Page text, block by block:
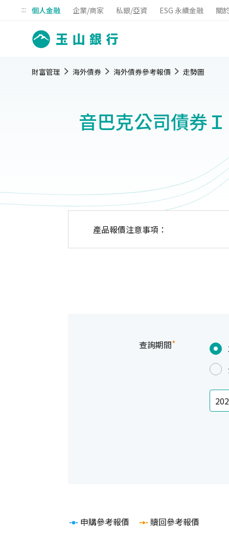
::: 個人金融 企業/商家 私銀/亞資 ESG 永續金融 關
音巴克公司債券Ｉ
產品報價注意事項：
查詢期間*
Line chart with 2 lines.
申購參考報價 贖回參考報價
財富管理 海外債券 海外債券參考報價 走勢圖